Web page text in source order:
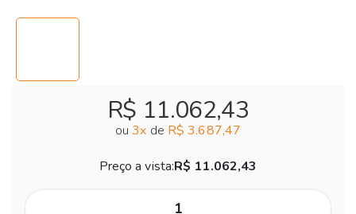
R$ 11.062,43
ou3x de R$ 3.687,47
Preço a vista:R$ 11.062,43